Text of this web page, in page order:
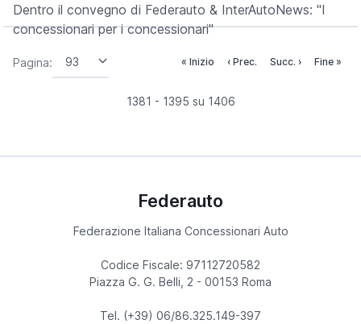
Dentro il convegno di Federauto & InterAutoNews: "I
concessionari per i concessionari"
Pagina:
1381 - 1395 su 1406
« Inizio ‹ Prec. Succ. › Fine »
Federauto
Federazione Italiana Concessionari Auto
Codice Fiscale: 97112720582
Piazza G. G. Belli, 2 - 00153 Roma
Tel. (+39) 06/86.325.149-397